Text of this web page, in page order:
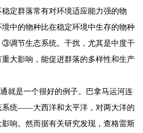
定群落常有对环境适应能力强的物
中的物种比在稳定环境中生存的物种
③调节生态系统。干扰，尤其是中度干
大影响，能促进群落的多样性和生产
就是一个很好的例子。巴拿马运河连
系统——大西洋和太平洋，对两大洋的
响。然而据有关研究发现，查格雷斯